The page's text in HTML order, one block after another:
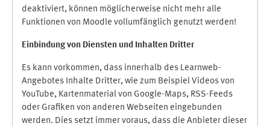
deaktiviert, können möglicherweise nicht mehr alle
Funktionen von Moodle vollumfänglich genutzt werden!
Einbindung von Diensten und Inhalten Dritter
Es kann vorkommen, dass innerhalb des Learnweb-
Angebotes Inhalte Dritter, wie zum Beispiel Videos von
YouTube, Kartenmaterial von Google-Maps, RSS-Feeds
oder Grafiken von anderen Webseiten eingebunden
werden. Dies setzt immer voraus, dass die Anbieter dieser